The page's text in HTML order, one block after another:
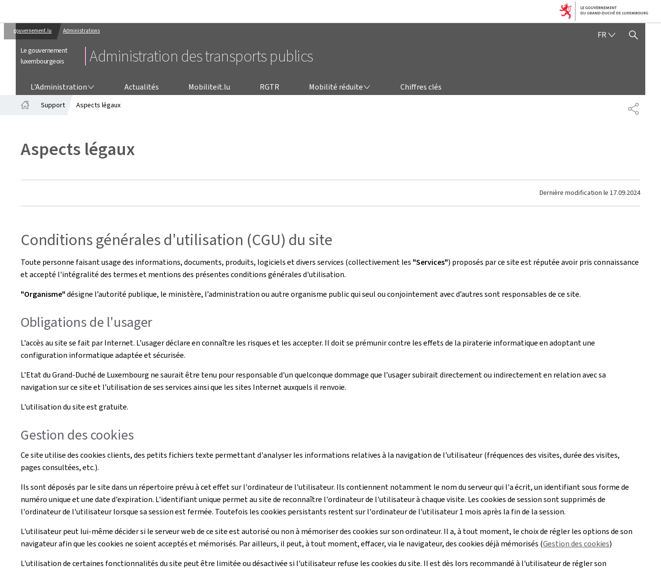
gouvernement.lu Administrations
Le gouvernement
luxembourgeois
Administration des transports publics
FR FRANÇAIS
AFFICHER / MASQUER
L'Administration Actualités Mobiliteit.lu RGTR Mobilité réduite
Chiffres clés
Support Aspects légaux
Aspects légaux
Dernière modification le 17.09.2024
Conditions générales d'utilisation (CGU) du site
Toute personne faisant usage des informations, documents, produits, logiciels et divers services (collectivement les "Services") proposés par ce site est réputée avoir pris connaissance
et accepté l'intégralité des termes et mentions des présentes conditions générales d'utilisation.
"Organisme"désigne l’autorité publique, le ministère, l’administration ou autre organisme public qui seul ou conjointement avec d’autres sont responsables de ce site.
Obligations de l'usager
L’accès au site se fait par Internet. L’usager déclare en connaître les risques et les accepter. Il doit se prémunir contre les effets de la piraterie informatique en adoptant une
configuration informatique adaptée et sécurisée.
L’Etat du Grand-Duché de Luxembourg ne saurait être tenu pour responsable d'un quelconque dommage que l’usager subirait directement ou indirectement en relation avec sa
navigation sur ce site et l’utilisation de ses services ainsi que les sites Internet auxquels il renvoie.
L'utilisation du site est gratuite.
Gestion des cookies
Ce site utilise des cookies clients, des petits fichiers texte permettant d'analyser les informations relatives à la navigation de l'utilisateur (fréquences des visites, durée des visites,
pages consultées, etc.).
Ils sont déposés par le site dans un répertoire prévu à cet effet sur l'ordinateur de l'utilisateur. Ils contiennent notamment le nom du serveur qui l'a écrit, un identifiant sous forme de
numéro unique et une date d'expiration. L'identifiant unique permet au site de reconnaître l'ordinateur de l'utilisateur à chaque visite. Les cookies de session sont supprimés de
l'ordinateur de l'utilisateur lorsque sa session est fermée. Toutefois les cookies persistants restent sur l'ordinateur de l'utilisateur 1 mois après la fin de la session.
L'utilisateur peut lui-même décider si le serveur web de ce site est autorisé ou non à mémoriser des cookies sur son ordinateur. Il a, à tout moment, le choix de régler les options de son
navigateur afin que les cookies ne soient acceptés et mémorisés. Par ailleurs, il peut, à tout moment, effacer, via le navigateur, des cookies déjà mémorisés (Gestion des cookies)
L'utilisation de certaines fonctionnalités du site peut être limitée ou désactivée si l'utilisateur refuse les cookies du site. Il est dès lors recommandé à l'utilisateur de régler son